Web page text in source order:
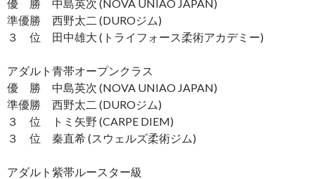
優 勝 中島英次 (NOVA UNIAO JAPAN)
準優勝 西野太二 (DUROジム)
３ 位 田中雄大 (トライフォース柔術アカデミー)
アダルト青帯オープンクラス
優 勝 中島英次 (NOVA UNIAO JAPAN)
準優勝 西野太二 (DUROジム)
３ 位 トミ矢野 (CARPE DIEM)
３ 位 秦直希 (スウェルズ柔術ジム)
アダルト紫帯ルースター級